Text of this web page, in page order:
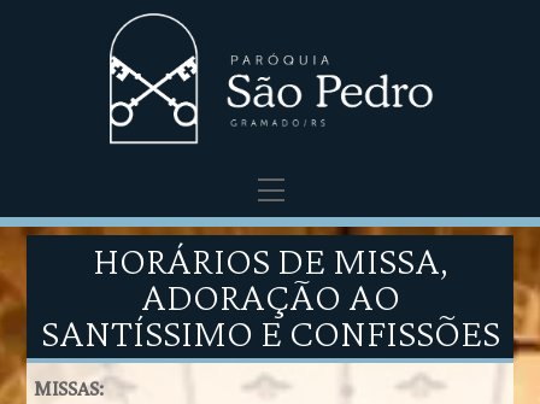
Menu
HORÁRIOS DE MISSA,
ADORAÇÃO AO
SANTÍSSIMO E CONFISSÕES
MISSAS: